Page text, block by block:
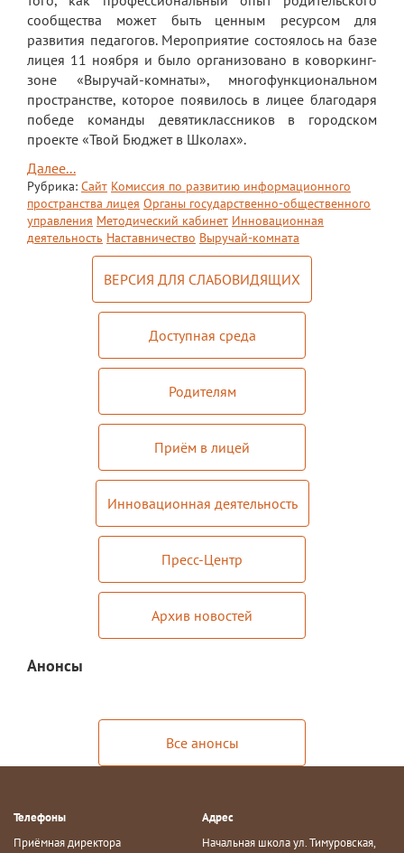
Итоговая аттестация
ЕГЭ
ОГЭ
Воспитательная работа
Патриотическое воспитание
Воспитательный отдел
Служба сопровождения
Спортивная жизнь
Дополнительные образовательные
Педагоги ОДОД
Хор "Жаворонок"
Школьный спортивный клуб
Новости
Противодействие коррупции
сообщества может быть ценным ресурсом для
развития педагогов. Мероприятие состоялось на базе
лицея 11 ноября и было организовано в коворкинг-
зоне «Выручай-комнаты», многофункциональном
пространстве, которое появилось в лицее благодаря
победе команды девятиклассников в городском
проекте «Твой Бюджет в Школах».
Далее...
Рубрика: Сайт Комиссия по развитию информационного
пространства лицея Органы государственно-общественного
управления Методический кабинет Инновационная
деятельность Наставничество Выручай-комната
ВЕРСИЯ ДЛЯ СЛАБОВИДЯЩИХ
Доступная среда
Родителям
Приём в лицей
Инновационная деятельность
Пресс-Центр
Архив новостей
Анонсы
Все анонсы
Телефоны
Приёмная директора
Адрес
Начальная школа ул. Тимуровская,